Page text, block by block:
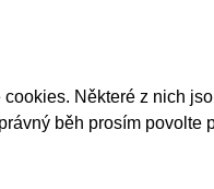
Některé z nich
běh prosím povolte